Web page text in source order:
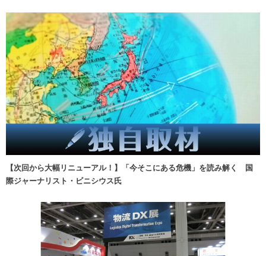
【次回から大幅リニューアル！】「今そこにある危機」を読み解く 国
際ジャーナリスト・ビニシウス氏